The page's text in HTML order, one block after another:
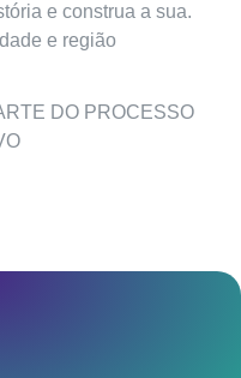
e construa a sua.
e região
DO PROCESSO